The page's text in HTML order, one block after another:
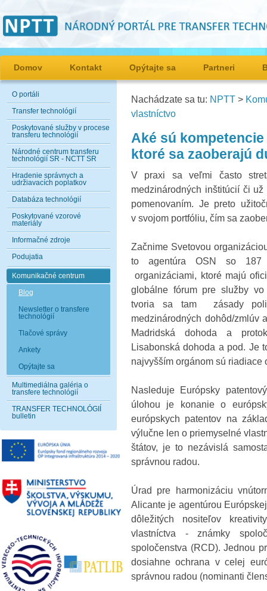
Domov Kontakt Opýtajte sa Partneri
O portáli
Transfer technológií
Poskytované služby v procese
transferu technológií
Národné centrum transferu
technológií SR - NCTT SR
Hradenie správnych a
udržiavacích poplatkov
Databáza technológií
Poskytované vzorové
materiály
Informačné zdroje
Podujatia
Komunikačné centrum
Blog
Newsletter o transfere
technológií
Tlačové správy
Ankety
Opýtajte sa
Multimediálna galéria o
transfere technológií
TRANSFER TECHNOLÓGIÍ
bulletin
Nachádzate sa tu: NPTT >
vlastníctvo
Aké sú
ktoré sa zaoberajú
V praxi sa veľmi často
medzinárodných inštitúcií či
pomenovaním. Je preto
v svojom portfóliu, čím sa
Začnime Svetovou
to agentúra OSN so 187
organizáciami, ktoré majú
globálne fórum pre služby vo
tvoria sa tam zásady
medzinárodných dohôd/zmlúv
Madridská dohoda a
Lisabonská dohoda a pod. Je
najvyšším orgánom sú riadiace
Nasleduje Európsky
úlohou je konanie o
európskych patentov na
výlučne len o priemyselné
štátov, je to nezávislá
správnou radou.
Úrad pre harmonizáciu
Alicante je agentúrou
dôležitých nositeľov
vlastníctva - známky
spoločenstva (RCD). Jednou
dosiahne ochrana v celej
správnou radou (nominanti